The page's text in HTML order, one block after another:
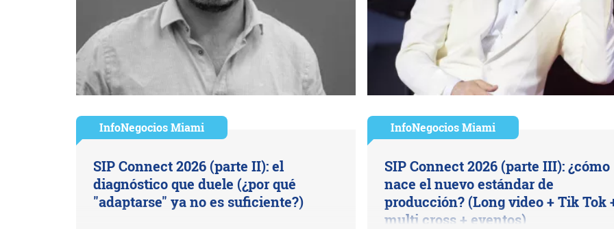
InfoNegocios Miami
SIP Connect 2026 (parte II): el
diagnóstico que duele (¿por qué
"adaptarse" ya no es suficiente?)
InfoNegocios Miami
SIP Connect 2026 (parte III): ¿cómo
nace el nuevo estándar de
producción? (Long video + Tik Tok
multi cross + eventos)